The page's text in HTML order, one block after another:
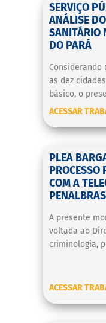
SERVIÇO
ANÁLISE
SANITÁRIO
DO PARÁ
Considerando
as dez
básico, o
ACESSAR
PLEA
COM A
A presente
voltada ao
criminologia,
ACESSAR